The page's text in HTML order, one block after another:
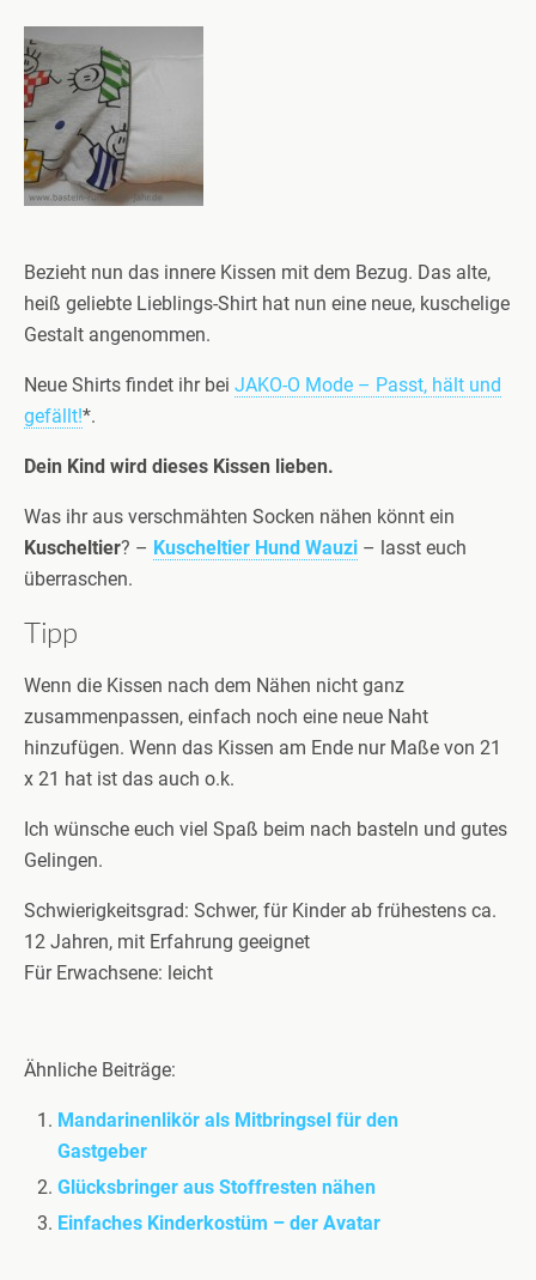
Bezieht nun das innere Kissen mit dem Bezug. Das alte,
heiß geliebte Lieblings-Shirt hat nun eine neue, kuschelige
Gestalt angenommen.
Neue Shirts findet ihr bei JAKO-O Mode – Passt, hält und
gefällt!*.
Dein Kind wird dieses Kissen lieben.
Was ihr aus verschmähten Socken nähen könnt ein
Kuscheltier? – Kuscheltier Hund Wauzi – lasst euch
überraschen.
Tipp
Wenn die Kissen nach dem Nähen nicht ganz
zusammenpassen, einfach noch eine neue Naht
hinzufügen. Wenn das Kissen am Ende nur Maße von 21
x 21 hat ist das auch o.k.
Ich wünsche euch viel Spaß beim nach basteln und gutes
Gelingen.
Schwierigkeitsgrad: Schwer, für Kinder ab frühestens ca.
12 Jahren, mit Erfahrung geeignet
Für Erwachsene: leicht
Ähnliche Beiträge:
Mandarinenlikör als Mitbringsel für den
Gastgeber
Glücksbringer aus Stoffresten nähen
Einfaches Kinderkostüm – der Avatar